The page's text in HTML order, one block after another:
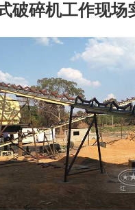
破碎机工作现场